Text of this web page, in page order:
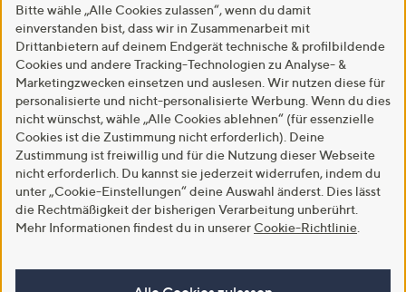
Bitte wähle „Alle Cookies zulassen“, wenn du damit
einverstanden bist, dass wir in Zusammenarbeit mit
Drittanbietern auf deinem Endgerät technische & profilbildende
Cookies und andere Tracking-Technologien zu Analyse- &
Marketingzwecken einsetzen und auslesen. Wir nutzen diese für
personalisierte und nicht-personalisierte Werbung. Wenn du dies
nicht wünschst, wähle „Alle Cookies ablehnen“ (für essenzielle
Cookies ist die Zustimmung nicht erforderlich). Deine
Zustimmung ist freiwillig und für die Nutzung dieser Webseite
nicht erforderlich. Du kannst sie jederzeit widerrufen, indem du
unter „Cookie-Einstellungen“ deine Auswahl änderst. Dies lässt
die Rechtmäßigkeit der bisherigen Verarbeitung unberührt.
Mehr Informationen findest du in unserer Cookie-Richtlinie